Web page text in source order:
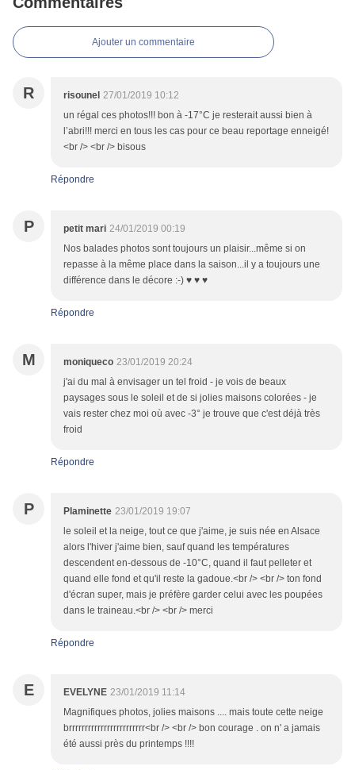
Ajouter un commentaire
R risounel 27/01/2019 10:12
un régal ces photos!!! bon à -17°C je resterait aussi bien à
l’abri!!! merci en tous les cas pour ce beau reportage enneigé!
<br /> <br /> bisous
Répondre
P petit mari 24/01/2019 00:19
Nos balades photos sont toujours un plaisir...même si on
repasse à la même place dans la saison...il y a toujours une
différence dans le décore :-) ♥ ♥ ♥
Répondre
M moniqueco 23/01/2019 20:24
j'ai du mal à envisager un tel froid - je vois de beaux
paysages sous le soleil et de si jolies maisons colorées - je
vais rester chez moi où avec -3° je trouve que c'est déjà très
froid
Répondre
P Plaminette 23/01/2019 19:07
le soleil et la neige, tout ce que j'aime, je suis née en Alsace
alors l'hiver j'aime bien, sauf quand les températures
descendent en-dessous de -10°C, quand il faut pelleter et
quand elle fond et qu'il reste la gadoue.<br /> <br /> ton fond
d'écran super, mais je préfère garder celui avec les poupées
dans le traineau.<br /> <br /> merci
Répondre
E EVELYNE 23/01/2019 11:14
Magnifiques photos, jolies maisons .... mais toute cette neige
brrrrrrrrrrrrrrrrrrrrrrrr<br /> <br /> bon courage . on n' a jamais
été aussi près du printemps !!!!